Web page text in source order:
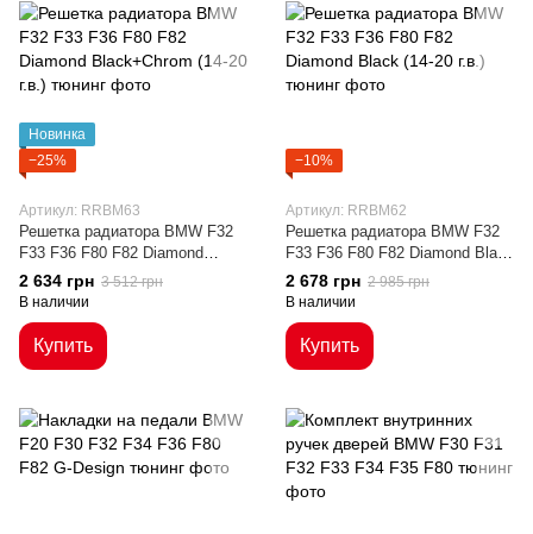
Новинка
−25%
Артикул: RRBM63
Решетка радиатора BMW F32
F33 F36 F80 F82 Diamond
Black+Chrom (14-20 г.в.)
2 634 грн 3 512 грн
В наличии
Купить
−10%
Артикул: RRBM62
Решетка радиатора BMW F32
F33 F36 F80 F82 Diamond Black
(14-20 г.в.)
2 678 грн 2 985 грн
В наличии
Купить